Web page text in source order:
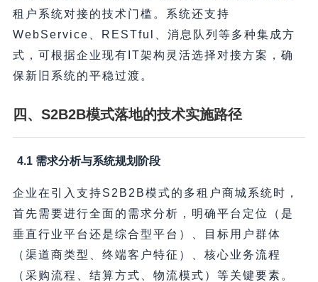
租户系统对接的技术门槛。系统还支持
WebService、RESTful、消息队列等多种集成方
式，可根据企业现有IT架构灵活选择对接方案，确
保新旧系统的平稳过渡。
四、S2B2B模式落地的技术实施路径
4.1 需求分析与系统规划阶段
企业在引入支持S2B2B模式的多租户商城系统时，
首先需要进行全面的需求分析，明确平台定位（是
垂直行业平台还是综合型平台）、目标用户群体
（渠道商类型、终端客户特征）、核心业务流程
（采购流程、结算方式、物流模式）等关键要素。